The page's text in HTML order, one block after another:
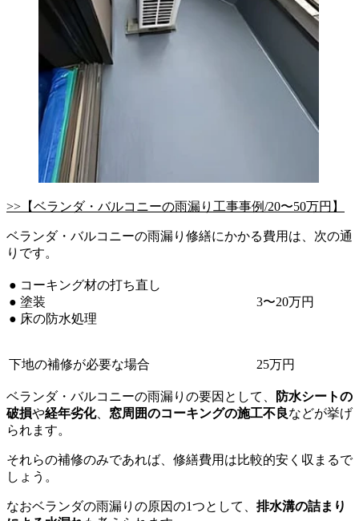
>>【ベランダ・バルコニーの雨漏り工事事例/20〜50万円】
ベランダ・バルコニーの雨漏り修繕にかかる費用は、次の通
りです。
● コーキング材の打ち直し
● 塗装
● 床の防水処理
3〜20万円
下地の補修が必要な場合 25万円
ベランダ・バルコニーの雨漏りの要因として、
防水シートの
破損や経年劣化、 窓周囲のコーキングの施工不良などが挙げ
られます。
それらの補修のみであれば、修繕費用は比較的安く収まるで
しょう。
なおベランダの雨漏りの原因の1つとして、 排水溝の詰まり